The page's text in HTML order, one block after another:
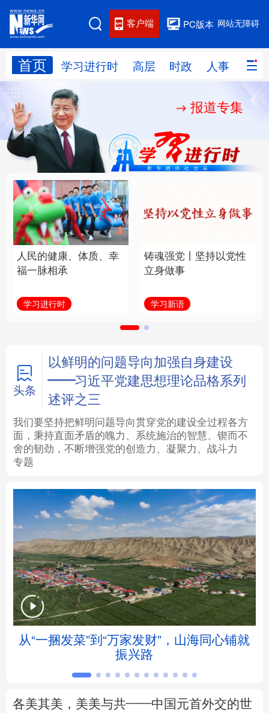
网站无障碍
PC版本
客户端
首页 学习进行时 高层 时政 人事 国际
网站地图
学习进行时 人事
国际 财经 网评
思客智库 全球连线 教育
科技 科创
文化 书画
访谈 视频 图片 政务
学术中国 乡村振兴 银龄 溯源中国
城市 旅游 能源 会展
彩票 娱乐 时尚 悦读
公益 一带一路 亚太网 上市公司
地方频道
北京 天津 河北 山西
辽宁 吉林 上海 江苏
浙江 安徽 福建 江西
报道专集
人民的健康、体质、幸
福一脉相承
学习进行时
铸魂强党丨坚持以党性
立身做事
学习新语
头条
以鲜明的问题导向加强自身建设
——习近平党建思想理论品格系列
述评之三
我们要坚持把鲜明问题导向贯穿党的建设全过程各方
面，秉持直面矛盾的魄力、系统施治的智慧、锲而不
舍的韧劲，不断增强党的创造力、凝聚力、战斗力
专题
从“一捆发菜”到“万家发财”，山海同心铺就
振兴路
各美其美，美美与共——中国元首外交的世